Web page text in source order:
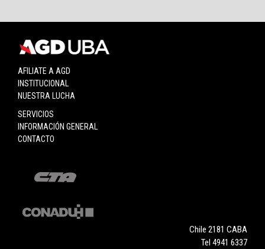
AFILIATE A AGD
INSTITUCIONAL
NUESTRA LUCHA
SERVICIOS
INFORMACIÓN GENERAL
CONTACTO
Chile 2181 CABA
Tel 4941 6337